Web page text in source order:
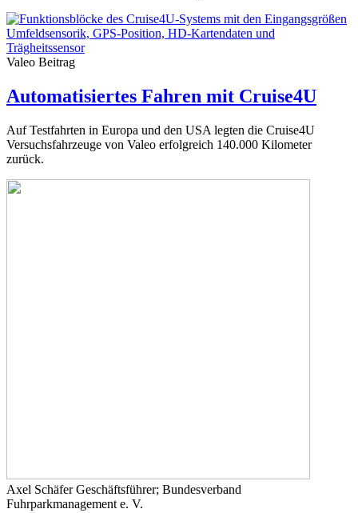
Valeo Beitrag
Automatisiertes Fahren mit Cruise4U
Auf Testfahrten in Europa und den USA legten die Cruise4U
Versuchsfahrzeuge von Valeo erfolgreich 140.000 Kilometer
zurück.
Axel SchäferGeschäftsführer; Bundesverband
Fuhrparkmanagement e. V.